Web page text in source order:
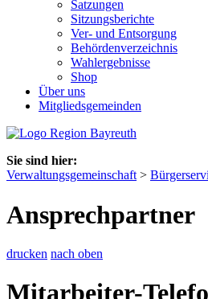
Satzungen
Sitzungsberichte
Ver- und Entsorgung
Behördenverzeichnis
Wahlergebnisse
Shop
Über uns
Mitgliedsgemeinden
Sie sind hier:
Verwaltungsgemeinschaft >
Ansprechpartner
drucken nach oben
Mitarbeiter-